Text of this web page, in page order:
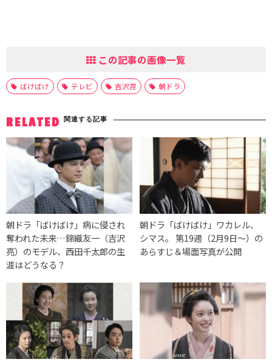
この記事の画像一覧
ばけばけ テレビ 吉沢亮 朝ドラ
RELATED 関連する記事
朝ドラ「ばけばけ」病に侵され
奪われた未来…錦織友一（吉沢
亮）のモデル、西田千太郎の生
涯はどうなる？
朝ドラ「ばけばけ」ワカレル、
シマス。 第19週（2月9日〜）の
あらすじ＆場面写真が公開